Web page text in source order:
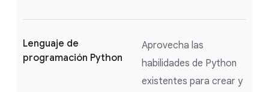
Lenguaje de
programación Python
Aprovecha las
habilidades de Python
existentes para crear y